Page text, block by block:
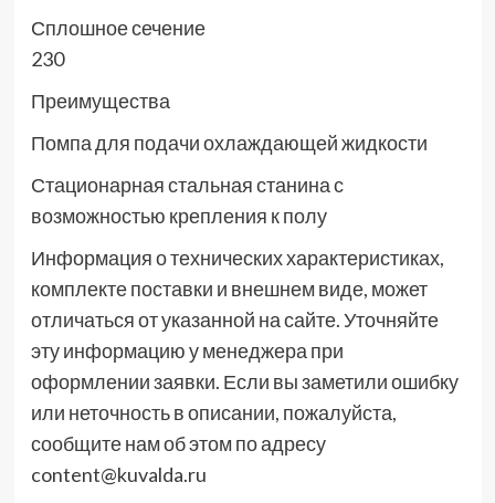
Сплошное сечение
230
Преимущества
Помпа для подачи охлаждающей жидкости
Стационарная стальная станина с
возможностью крепления к полу
Информация о технических характеристиках,
комплекте поставки и внешнем виде, может
отличаться от указанной на сайте. Уточняйте
эту информацию у менеджера при
оформлении заявки. Если вы заметили ошибку
или неточность в описании, пожалуйста,
сообщите нам об этом по адресу
content@kuvalda.ru